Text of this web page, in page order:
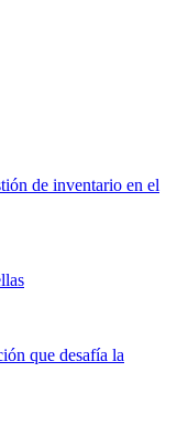
de inventario en el
que desafía la